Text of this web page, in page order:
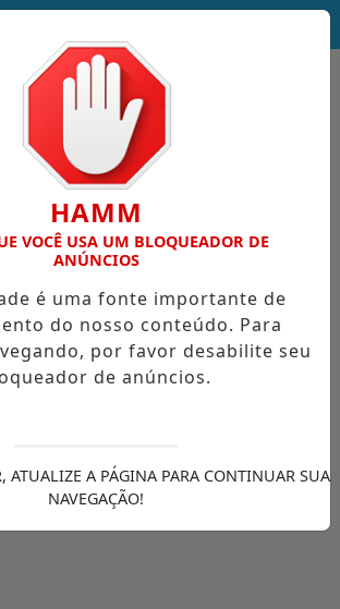
HAMM
VOCÊ USA UM BLOQUEADOR DE
ANÚNCIOS
é uma fonte importante de
do nosso conteúdo. Para
por favor desabilite seu
de anúncios.
ATUALIZE A PÁGINA PARA CONTINUAR SUA
NAVEGAÇÃO!